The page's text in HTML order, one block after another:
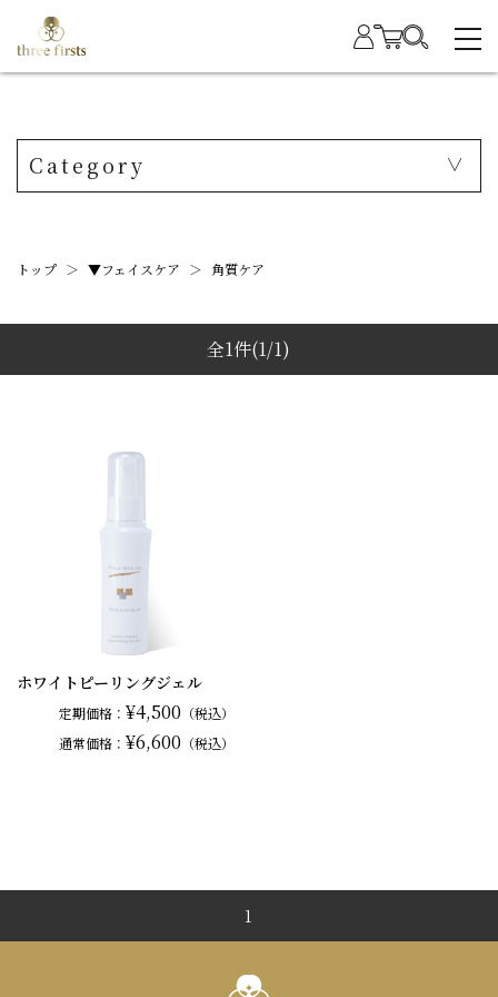
Category
トップ ＞ ▼フェイスケア ＞ 角質ケア
全1件(1/1)
ホワイトピーリングジェル
定期価格： ¥4,500 （税込）
通常価格： ¥6,600 （税込）
1